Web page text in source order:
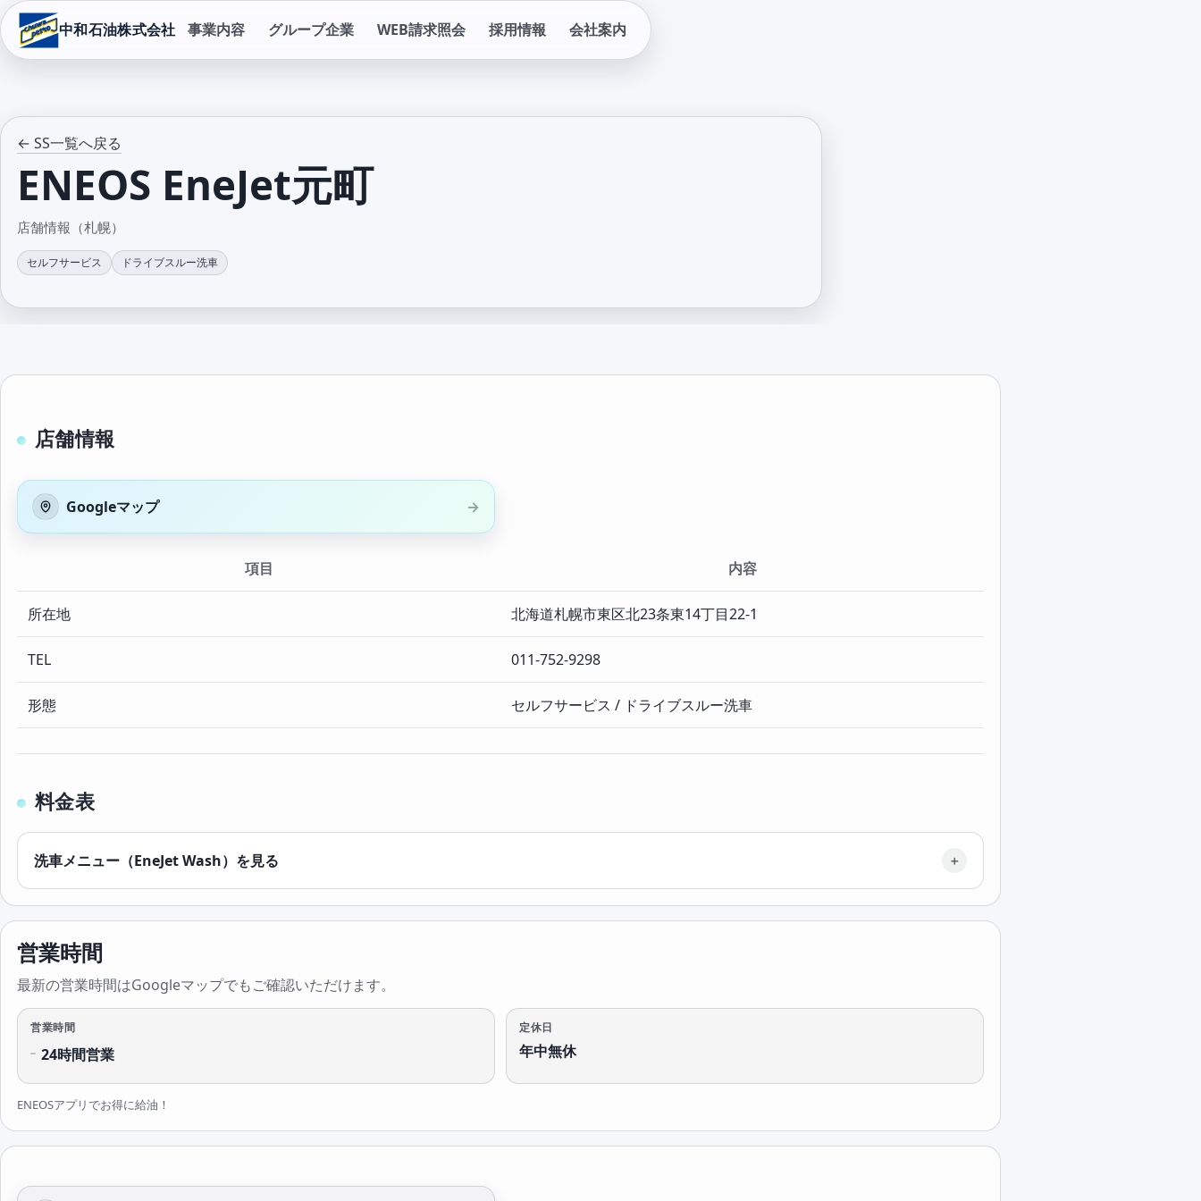
中和石油株式会社 事業内容 グループ企業 WEB請求照会 採用情報 会社案内
← SS一覧へ戻る
ENEOS EneJet元町
店舗情報（札幌）
セルフサービス ドライブスルー洗車
店舗情報
Googleマップ
項目 内容
所在地 北海道札幌市東区北23条東14丁目22-1
TEL 011-752-9298
形態 セルフサービス / ドライブスルー洗車
料金表
洗車メニュー（EneJet Wash）を見る
営業時間
最新の営業時間はGoogleマップでもご確認いただけます。
営業時間
24時間営業
定休日
年中無休
ENEOSアプリでお得に給油！